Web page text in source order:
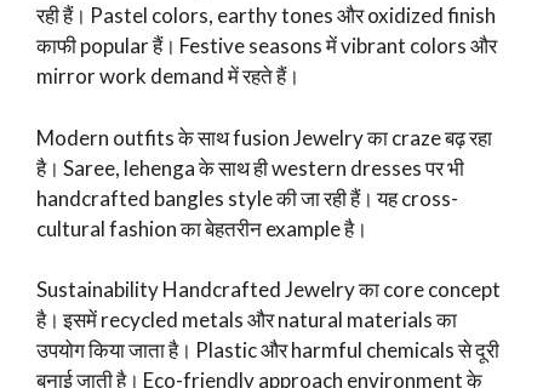
रही हैं। Pastel colors, earthy tones और oxidized finish
काफी popular हैं। Festive seasons में vibrant colors और
mirror work demand में रहते हैं।
Modern outfits के साथ fusion Jewelry का craze बढ़ रहा
है। Saree, lehenga के साथ ही western dresses पर भी
handcrafted bangles style की जा रही हैं। यह cross-
cultural fashion का बेहतरीन example है।
Sustainability Handcrafted Jewelry का core concept
है। इसमें recycled metals और natural materials का
उपयोग किया जाता है। Plastic और harmful chemicals से दूरी
बनाई जाती है। Eco-friendly approach environment के